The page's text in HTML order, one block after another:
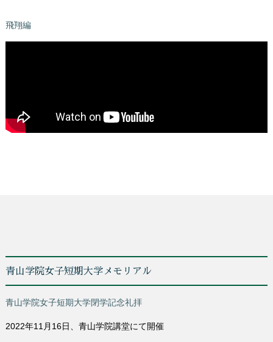
飛翔編
青山学院女子短期大学メモリアル
青山学院女子短期大学閉学記念礼拝
2022年11月16日、青山学院講堂にて開催